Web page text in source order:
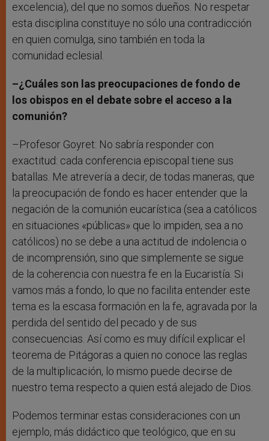
excelencia), del que no somos dueños. No respetar
esta disciplina constituye no sólo una contradicción
en quien comulga, sino también en toda la
comunidad eclesial.
–¿Cuáles son las preocupaciones de fondo de
los obispos en el debate sobre el acceso a la
comunión?
–Profesor Goyret: No sabría responder con
exactitud: cada conferencia episcopal tiene sus
batallas. Me atrevería a decir, de todas maneras, que
la preocupación de fondo es hacer entender que la
negación de la comunión eucarística (sea a católicos
en situaciones «públicas» que lo impiden, sea a no
católicos) no se debe a una actitud de indolencia o
de incomprensión, sino que simplemente se sigue
de la coherencia con nuestra fe en la Eucaristía. Si
vamos más a fondo, lo que no facilita entender este
tema es la escasa formación en la fe, agravada por la
perdida del sentido del pecado y de sus
consecuencias. Así como es muy difícil explicar el
teorema de Pitágoras a quien no conoce las reglas
de la multiplicación, lo mismo puede decirse de
nuestro tema respecto a quien está alejado de Dios.
Podemos terminar estas consideraciones con un
ejemplo, más didáctico que teológico, que en su